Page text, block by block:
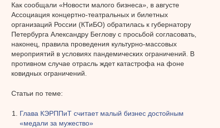
Как сообщали «Новости малого бизнеса», в августе
Ассоциация концертно-театральных и билетных
организаций России (КТиБО) обратилась к губернатору
Петербурга Александру Беглову с просьбой согласовать,
наконец, правила проведения культурно-массовых
мероприятий в условиях пандемических ограничений. В
противном случае отрасль ждет катастрофа на фоне
ковидных ограничений.
Статьи по теме:
Глава КЭРППиТ считает малый бизнес достойным
«медали за мужество»